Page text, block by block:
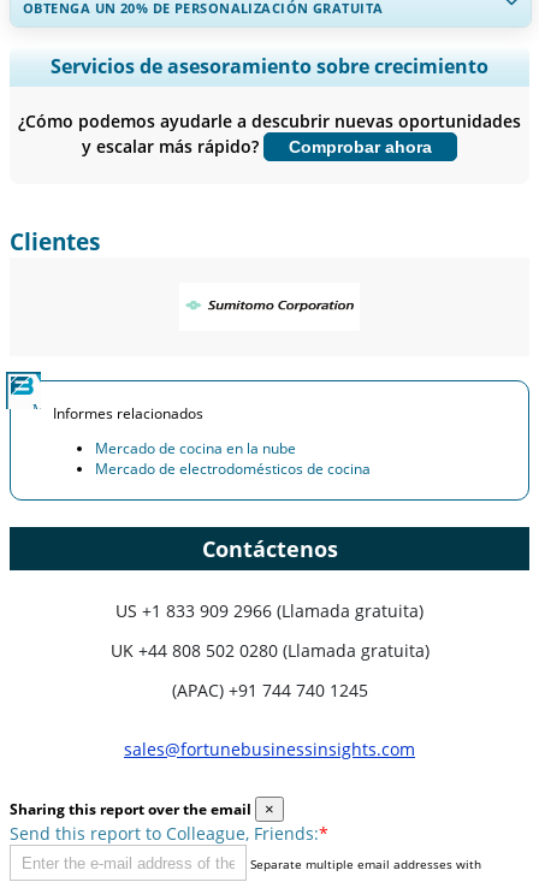
OBTENGA UN 20% DE PERSONALIZACIÓN GRATUITA
Ampliar la cobertura regional y por país, Análisis de segmentos,
Perfiles de empresas, Benchmarking competitivo, e información
Personalizar ahora
Servicios de asesoramiento sobre crecimiento
¿Cómo podemos ayudarle a descubrir nuevas oportunidades
y escalar más rápido?
Comprobar ahora
Clientes
Informes relacionados
Mercado de cocina en la nube
Mercado de electrodomésticos de cocina
Contáctenos
US +1 833 909 2966 (Llamada gratuita)
UK +44 808 502 0280 (Llamada gratuita)
(APAC) +91 744 740 1245
sales@fortunebusinessinsights.com
Sharing this report over the email ×
Send this report to Colleague, Friends:*
Separate multiple email addresses with